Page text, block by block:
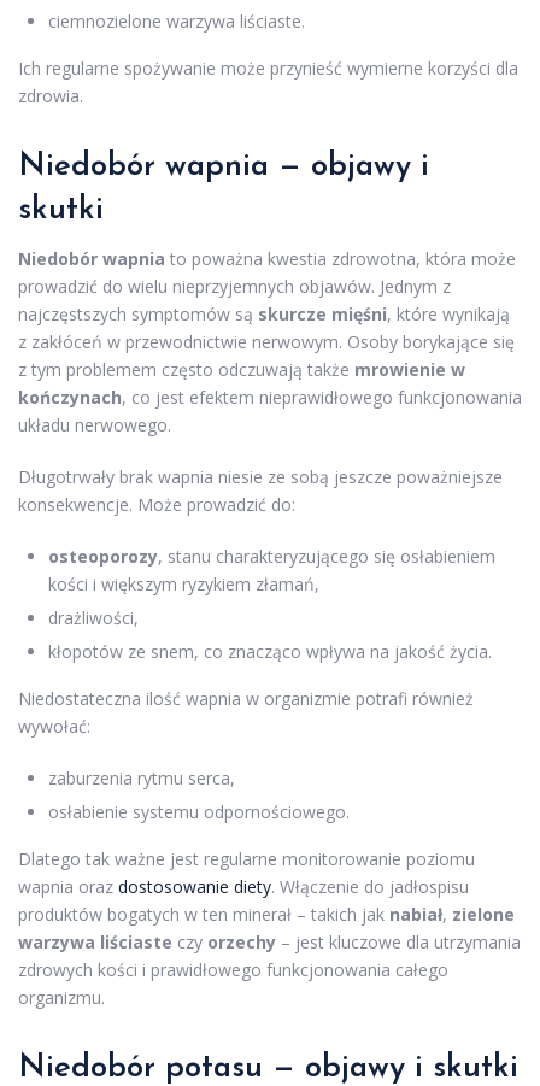
ciemnozielone warzywa liściaste.
Ich regularne spożywanie może przynieść wymierne korzyści dla
zdrowia.
Niedobór wapnia — objawy i
skutki
Niedobór wapnia to poważna kwestia zdrowotna, która może
prowadzić do wielu nieprzyjemnych objawów. Jednym z
najczęstszych symptomów są skurcze mięśni, które wynikają
z zakłóceń w przewodnictwie nerwowym. Osoby borykające się
z tym problemem często odczuwają także mrowienie w
kończynach, co jest efektem nieprawidłowego funkcjonowania
układu nerwowego.
Długotrwały brak wapnia niesie ze sobą jeszcze poważniejsze
konsekwencje. Może prowadzić do:
osteoporozy, stanu charakteryzującego się osłabieniem
kości i większym ryzykiem złamań,
drażliwości,
kłopotów ze snem, co znacząco wpływa na jakość życia.
Niedostateczna ilość wapnia w organizmie potrafi również
wywołać:
zaburzenia rytmu serca,
osłabienie systemu odpornościowego.
Dlatego tak ważne jest regularne monitorowanie poziomu
wapnia oraz dostosowanie diety. Włączenie do jadłospisu
produktów bogatych w ten minerał – takich jak nabiał, zielone
warzywa liściaste czy orzechy – jest kluczowe dla utrzymania
zdrowych kości i prawidłowego funkcjonowania całego
organizmu.
Niedobór potasu — objawy i skutki